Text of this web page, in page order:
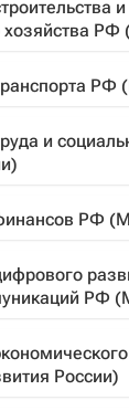
РФ
РФ
и
РФ
РФ
России)